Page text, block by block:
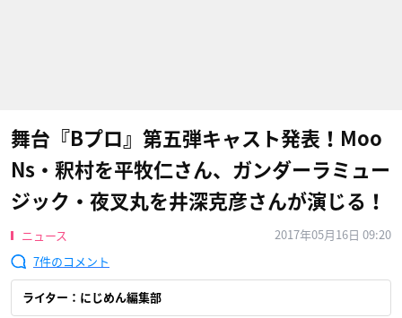
舞台『Bプロ』第五弾キャスト発表！Moo
Ns・釈村を平牧仁さん、ガンダーラミュー
ジック・夜叉丸を井深克彦さんが演じる！
ニュース
2017年05月16日 09:20
7
ライター：にじめん編集部